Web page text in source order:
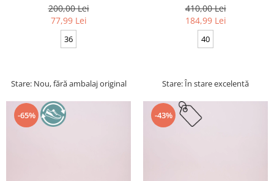
200,00 Lei
77,99 Lei
36
Stare: Nou, fără ambalaj original
410,00 Lei
184,99 Lei
40
Stare: În stare excelentă
-65% -43%